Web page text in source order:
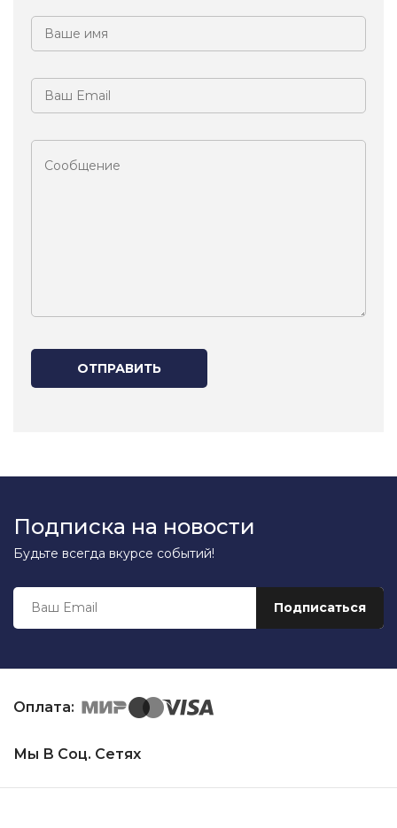
ОТПРАВИТЬ
Подписка на новости
Будьте всегда вкурсе событий!
Оплата:
Мы В Соц. Сетях